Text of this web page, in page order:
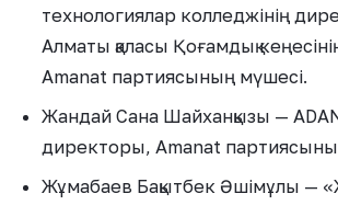
технологиялар колледжінің
Алматы қаласы Қоғамдық
Amanat партиясының мүшесі.
Жандай Сана Шайханқызы —
директоры, Amanat
Жұмабаев Бақытбек Әшімұлы